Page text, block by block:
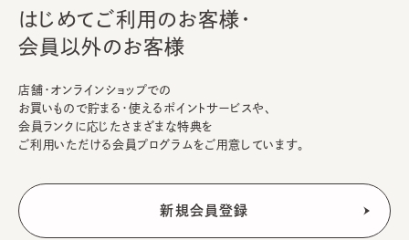
はじめてご利用のお客様・
会員以外のお客様
店舗・オンラインショップでの
お買いもので貯まる・使えるポイントサービスや、
会員ランクに応じたさまざまな特典を
ご利用いただける会員プログラムをご用意しています。